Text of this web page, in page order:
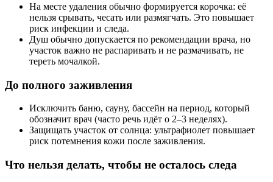
На месте удаления обычно формируется корочка: её
нельзя срывать, чесать или размягчать. Это повышает
риск инфекции и следа.
Душ обычно допускается по рекомендации врача, но
участок важно не распаривать и не размачивать, не
тереть мочалкой.
До полного заживления
Исключить баню, сауну, бассейн на период, который
обозначит врач (часто речь идёт о 2–3 неделях).
Защищать участок от солнца: ультрафиолет повышает
риск потемнения кожи после заживления.
Что нельзя делать, чтобы не осталось следа